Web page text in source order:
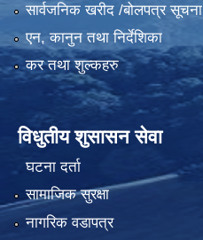
सार्वजनिक खरीद /बोलपत्र सूचना
एन, कानुन तथा निर्देशिका
कर तथा शुल्कहरु
विधुतीय शुसासन सेवा
घटना दर्ता
सामाजिक सुरक्षा
नागरिक वडापत्र